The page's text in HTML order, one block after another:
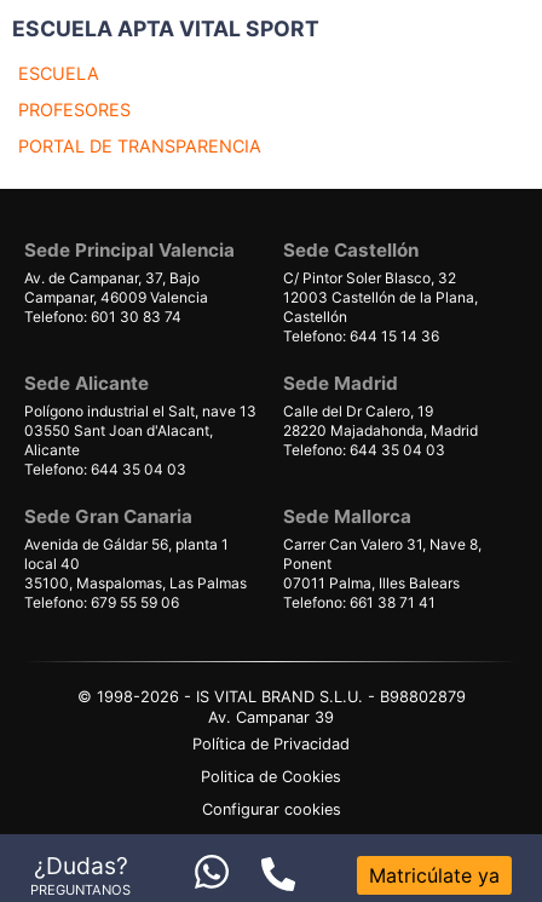
¿Dudas?
PREGUNTANOS
Matricúlate ya
ESCUELA APTA VITAL SPORT
ESCUELA
PROFESORES
PORTAL DE TRANSPARENCIA
Sede Principal Valencia
Av. de Campanar, 37, Bajo
Campanar, 46009 Valencia
Telefono: 601 30 83 74
Sede Castellón
C/ Pintor Soler Blasco, 32
12003 Castellón de la Plana,
Castellón
Telefono: 644 15 14 36
Sede Alicante
Polígono industrial el Salt, nave 13
03550 Sant Joan d'Alacant,
Alicante
Telefono: 644 35 04 03
Sede Madrid
Calle del Dr Calero, 19
28220 Majadahonda, Madrid
Telefono: 644 35 04 03
Sede Gran Canaria
Avenida de Gáldar 56, planta 1
local 40
35100, Maspalomas, Las Palmas
Telefono: 679 55 59 06
Sede Mallorca
Carrer Can Valero 31, Nave 8,
Ponent
07011 Palma, Illes Balears
Telefono: 661 38 71 41
© 1998-2026 - IS VITAL BRAND S.L.U. - B98802879
Av. Campanar 39
Política de Privacidad
Politica de Cookies
Configurar cookies
Condiciones de compra